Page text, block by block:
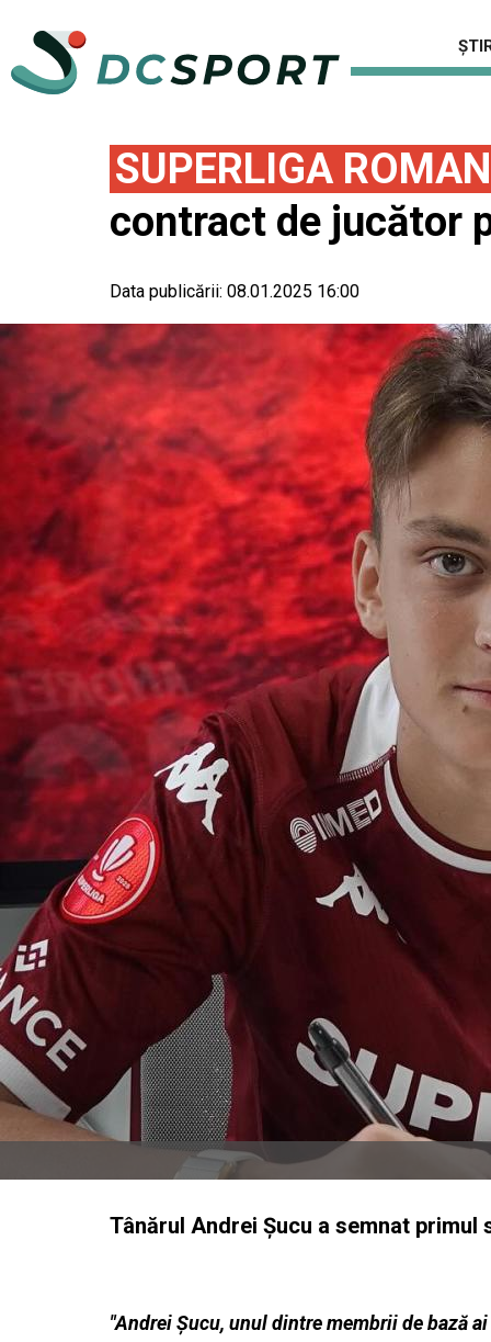
SUPERLIGA
contract de jucător
Data publicării: 08.01.2025 16:00
Tânărul Andrei Şucu a semnat
"Andrei Șucu, unul dintre membrii de bază